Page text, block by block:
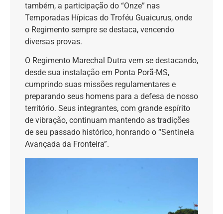
também, a participação do “Onze” nas
Temporadas Hípicas do Troféu Guaicurus, onde
o Regimento sempre se destaca, vencendo
diversas provas.
O Regimento Marechal Dutra vem se destacando,
desde sua instalação em Ponta Porã-MS,
cumprindo suas missões regulamentares e
preparando seus homens para a defesa de nosso
território. Seus integrantes, com grande espírito
de vibração, continuam mantendo as tradições
de seu passado histórico, honrando o “Sentinela
Avançada da Fronteira”.